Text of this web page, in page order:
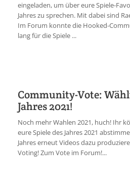
eingeladen, um über eure Spiele-
Jahres zu sprechen. Mit dabei sind
Im Forum konnte die Hooked-
lang für die Spiele ...
Community-Vote:
Jahres 2021!
Noch mehr Wahlen 2021, huch! Ihr
eure Spiele des Jahres 2021
Jahres erneut Videos dazu
Voting! Zum Vote im Forum!...